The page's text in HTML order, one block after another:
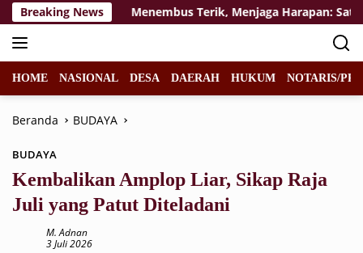
Langsung
ke
konten
Breaking News
Depan Menembus Terik, Menjaga Harapan: Satgas
HOME NASIONAL DESA DAERAH HUKUM NOTARIS/
Beranda BUDAYA
BUDAYA
Kembalikan Amplop Liar, Sikap Raja
Juli yang Patut Diteladani
M. Adnan
3 Juli 2026